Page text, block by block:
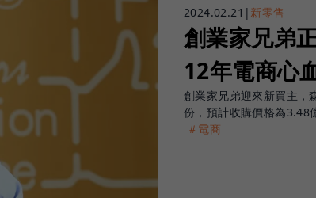
2024.02.21 | 新零售
創業家兄弟
12年電商心
創業家兄弟迎來新買主，
份，預計收購價格為3.48
＃電商